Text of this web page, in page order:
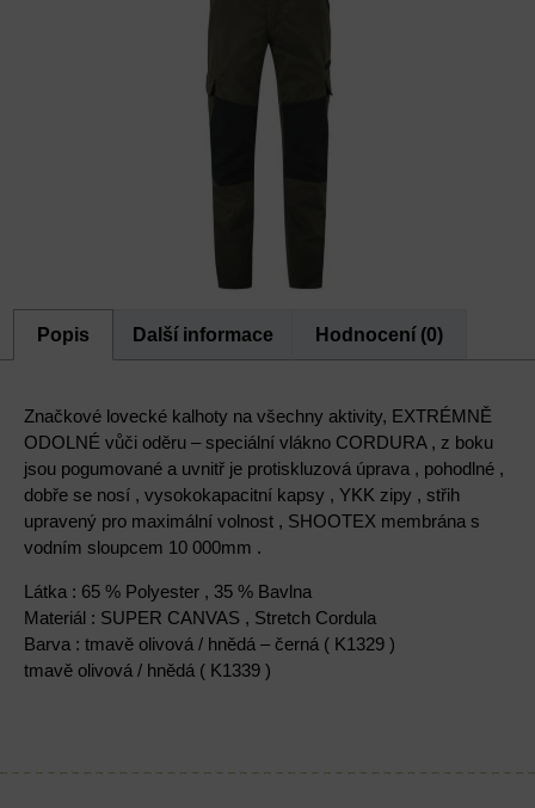
Popis Další informace Hodnocení (0)
Značkové lovecké kalhoty na všechny aktivity, EXTRÉMNĚ
ODOLNÉ vůči oděru – speciální vlákno CORDURA , z boku
jsou pogumované a uvnitř je protiskluzová úprava , pohodlné ,
dobře se nosí , vysokokapacitní kapsy , YKK zipy , střih
upravený pro maximální volnost , SHOOTEX membrána s
vodním sloupcem 10 000mm .
Látka : 65 % Polyester , 35 % Bavlna
Materiál : SUPER CANVAS , Stretch Cordula
Barva : tmavě olivová / hnědá – černá ( K1329 )
tmavě olivová / hnědá ( K1339 )